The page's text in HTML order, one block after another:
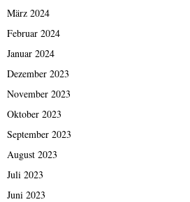
März 2024
Februar 2024
Januar 2024
Dezember 2023
November 2023
Oktober 2023
September 2023
August 2023
Juli 2023
Juni 2023